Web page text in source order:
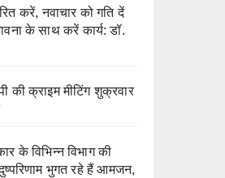
करें, नवाचार को गति दें
के साथ करें कार्य: डॉ.
की क्राइम मीटिंग शुक्रवार
के विभिन्न विभाग की
भुगत रहे हैं आमजन,